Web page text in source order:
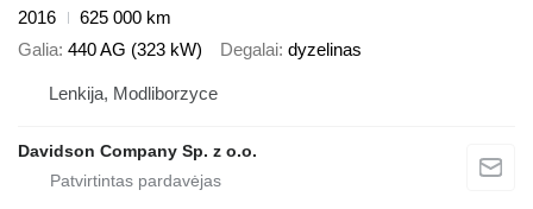
2016
625 000 km
Galia 440 AG (323 kW) Degalai dyzelinas
Lenkija, Modliborzyce
Davidson Company Sp. z o.o.